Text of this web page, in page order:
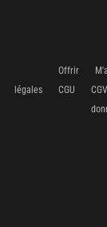
Offrir
légales
CGU CGV